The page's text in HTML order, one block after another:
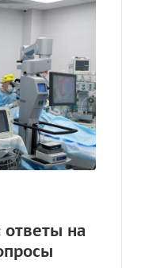
ответы на